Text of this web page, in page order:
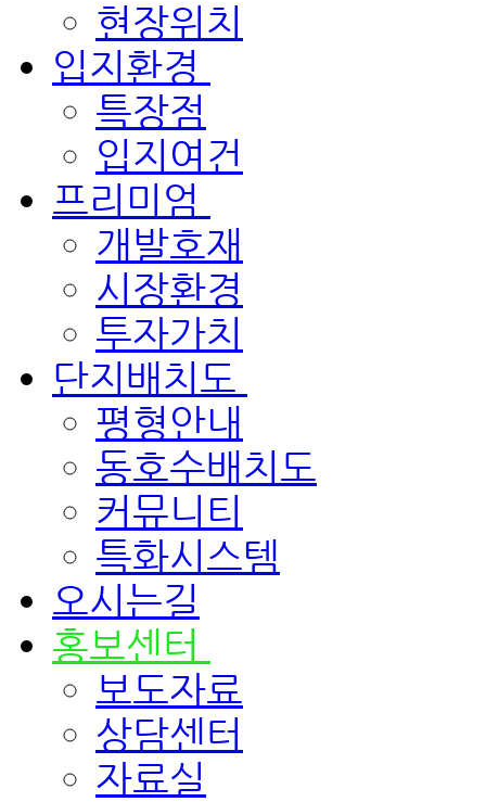
현장위치
입지환경
특장점
입지여건
프리미엄
개발호재
시장환경
투자가치
단지배치도
평형안내
동호수배치도
커뮤니티
특화시스템
오시는길
홍보센터
보도자료
상담센터
자료실